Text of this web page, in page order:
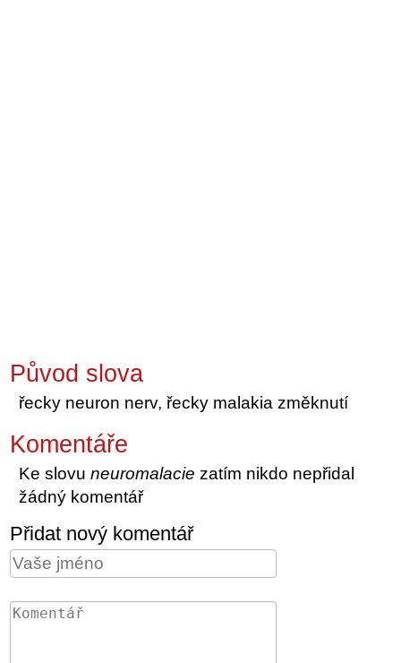
Původ slova
řecky neuron nerv, řecky malakia změknutí
Komentáře
Ke slovuneuromalacie zatím nikdo nepřidal
žádný komentář
Přidat nový komentář